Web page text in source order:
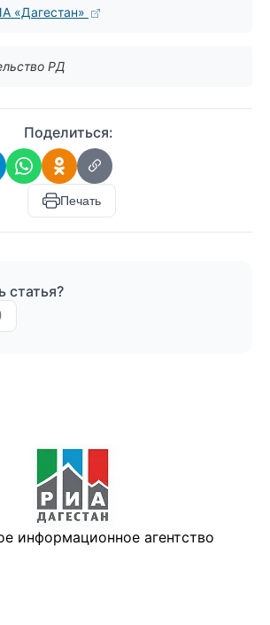
«Дагестан»
РД
Поделиться:
Печать
статья?
информационное агентство